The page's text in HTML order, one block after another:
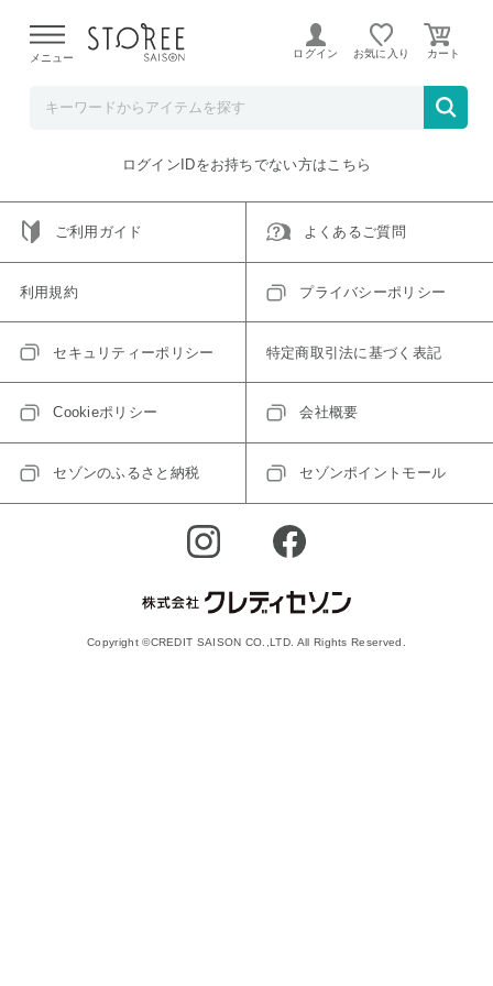
よる配送遅延が発生しております。
メニュー ログイン お気に入り
ご指定のアイテムは取り扱い終了、またはただいま取り扱い
トップへ戻る
ログインIDをお持ちでない方はこちら
ご利用ガイド よくあるご質問
利用規約 プライバシーポリシー
セキュリティーポリシー 特定商取引法に基づく表記
Cookieポリシー 会社概要
セゾンのふるさと納税 セゾンポイントモール
Copyright ©CREDIT SAISON CO.,LTD. All Rights Reserved.